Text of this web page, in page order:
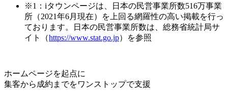
※1：iタウンページは、日本の民営事業所数516万事業
所（2021年6月現在）を上回る網羅性の高い掲載を行っ
ております。日本の民営事業所数は、総務省統計局サ
イト（https://www.stat.go.jp）を参照
ホームページを起点に
集客から成約までをワンストップで支援